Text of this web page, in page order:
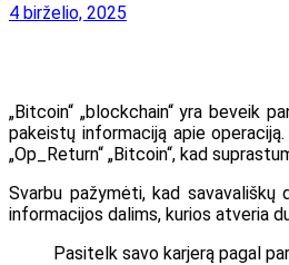
4 birželio, 2025
„Bitcoin“ „blockchain“ yra beveik
pakeistų informaciją apie
„Op_Return“ „Bitcoin“, kad
Svarbu pažymėti, kad savavališkų
informacijos dalims, kurios atveria
Pasitelk savo karjerą pagal